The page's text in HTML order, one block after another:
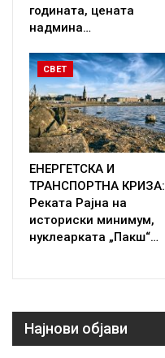
годината, цената
надмина…
СВЕТ
ЕНЕРГЕТСКА И
ТРАНСПОРТНА КРИЗА:
Реката Рајна на
историски минимум,
нуклеарката „Пакш“…
Најнови објави